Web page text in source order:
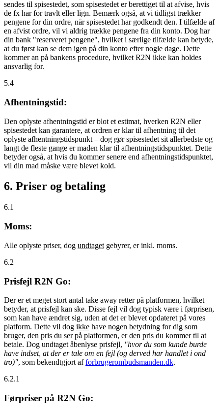
sendes til spisestedet, som spisestedet er berettiget til at afvise, hvis
de fx har for travlt eller lign. Bemærk også, at vi tidligst trækker
pengene for din ordre, når spisestedet har godkendt den. I tilfælde af
en afvist ordre, vil vi aldrig trække pengene fra din konto. Dog har
din bank "reserveret pengene", hvilket i særlige tilfælde kan betyde,
at du først kan se dem igen på din konto efter nogle dage. Dette
kommer an på bankens procedure, hvilket R2N ikke kan holdes
ansvarlig for.
5.4
Afhentningstid:
Den oplyste afhentningstid er blot et estimat, hverken R2N eller
spisestedet kan garantere, at ordren er klar til afhentning til det
oplyste afhentningstidspunkt – dog gør spisestedet sit allerbedste og
langt de fleste gange er maden klar til afhentningstidspunktet. Dette
betyder også, at hvis du kommer senere end afhentningstidspunktet,
vil din mad måske være blevet kold.
6. Priser og betaling
6.1
Moms:
Alle oplyste priser, dog undtaget gebyrer, er inkl. moms.
6.2
Prisfejl R2N Go:
Der er et meget stort antal take away retter på platformen, hvilket
betyder, at prisfejl kan ske. Disse fejl vil dog typisk være i førprisen,
som kan have ændret sig, uden at det er blevet opdateret på vores
platform. Dette vil dog ikke have nogen betydning for dig som
bruger, den pris du ser på platformen, er den pris du kommer til at
betale. Dog undtaget åbenlyse prisfejl, "hvor du som kunde burde
have indset, at der er tale om en fejl (og derved har handlet i ond
tro)", som bekendtgjort afforbrugerombudsmanden.dk.
6.2.1
Førpriser på R2N Go: